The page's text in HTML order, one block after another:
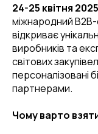
24-25 квітня
міжнародний B2B-
відкриває
виробників та
світових
персоналізовані
партнерами.
Чому варто